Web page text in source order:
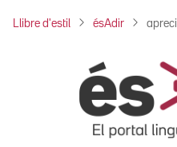
Llibre d'estil ésAdir apreci